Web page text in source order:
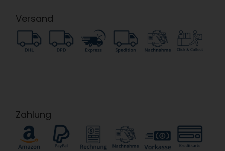
Versand
Zahlung